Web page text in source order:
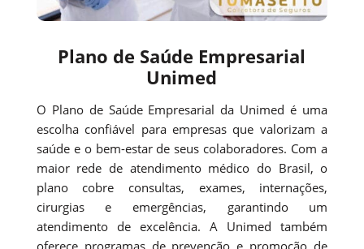
Plano de Saúde Empresarial
Unimed
O Plano de Saúde Empresarial da Unimed é uma
escolha confiável para empresas que valorizam a
saúde e o bem-estar de seus colaboradores. Com a
maior rede de atendimento médico do Brasil, o
plano cobre consultas, exames, internações,
cirurgias e emergências, garantindo um
atendimento de excelência. A Unimed também
oferece programas de prevenção e promoção de